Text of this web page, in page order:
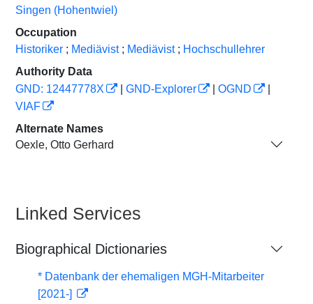
Singen (Hohentwiel)
Occupation
Historiker ; Mediävist ; Mediävist ; Hochschullehrer
Authority Data
GND: 12447778X
GND-Explorer OGND
VIAF
Alternate Names
Oexle, Otto Gerhard
Linked Services
Biographical Dictionaries
* Datenbank der ehemaligen MGH-Mitarbeiter
[2021-]